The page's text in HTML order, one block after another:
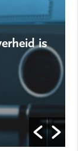
is